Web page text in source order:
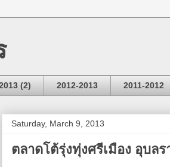
(2) 2012-2013 2011-2012
Saturday, March 9, 2013
ตลาดโต้รุ่งทุ่งศรีเมือง อุบล